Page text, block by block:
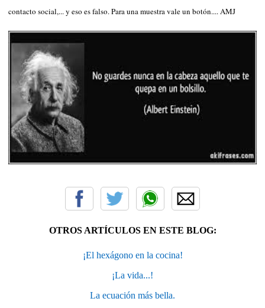
contacto social,... y eso es falso. Para una muestra vale un botón.... AMJ
OTROS ARTÍCULOS EN ESTE BLOG:
¡El hexágono en la cocina!
¡La vida...!
La ecuación más bella.